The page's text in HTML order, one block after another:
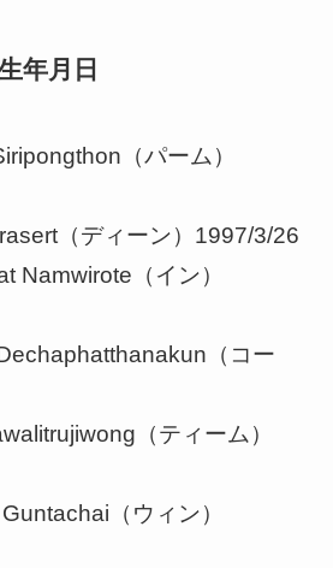
年月日
（パーム）
（ディーン）1997/3/26
Namwirote（イン）
（コー
（ティーム）
（ウィン）